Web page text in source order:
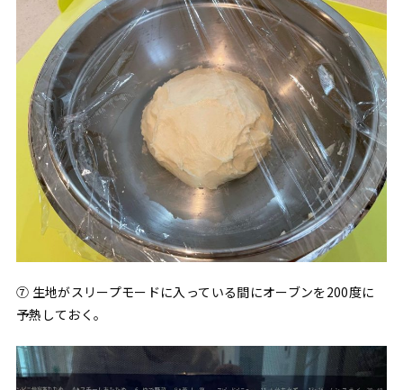
⑦ 生地がスリープモードに入っている間にオーブンを200度に
予熱しておく。